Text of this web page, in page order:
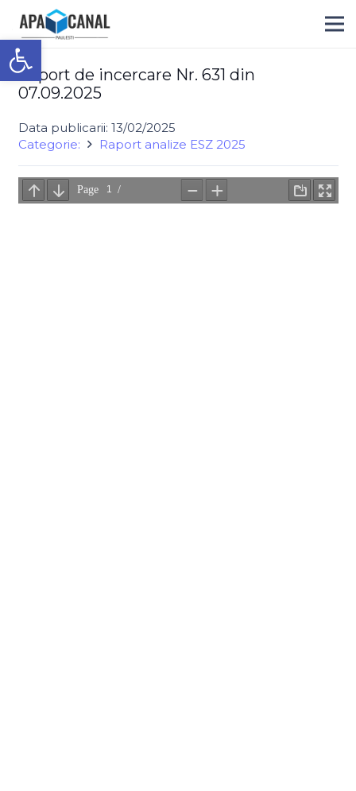
Deschide bara de unelte
Raport de incercare Nr. 631 din
07.09.2025
Data publicarii: 13/02/2025
Categorie:
Raport analize ESZ 2025